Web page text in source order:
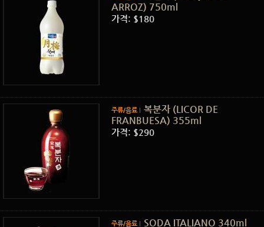
ARROZ) 750ml
가격: $180
주류/음료
복분자 (LICOR DE
FRANBUESA) 355ml
가격: $290
주류/음료 SODA ITALIANO 340ml